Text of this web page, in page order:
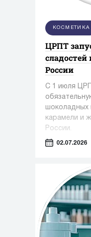
КОСМЕТИКА
ЦРПТ
России
С 1 июля
шоколадных
карамели и
России.
02.07.2026